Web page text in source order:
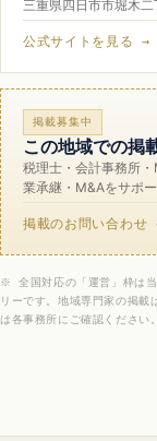
三重県四日市市堀木
公式サイトを見る →
掲載募集中
この地域での掲
税理士・会計事務所
業承継・M&Aをサポ
掲載のお問い合わせ
※ 全国対応の「運営」枠は
リーです。地域専門家の掲載
は各事務所にご確認ください。